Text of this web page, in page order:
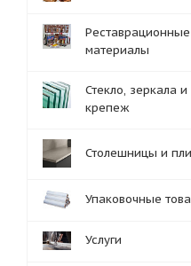
Реставрационные
материалы
Стекло, зеркала и
крепеж
Столешницы и
Упаковочные
Услуги